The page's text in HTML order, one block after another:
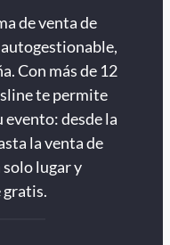
de venta de
Con más de 12
te permite
desde la
la venta de
lugar y